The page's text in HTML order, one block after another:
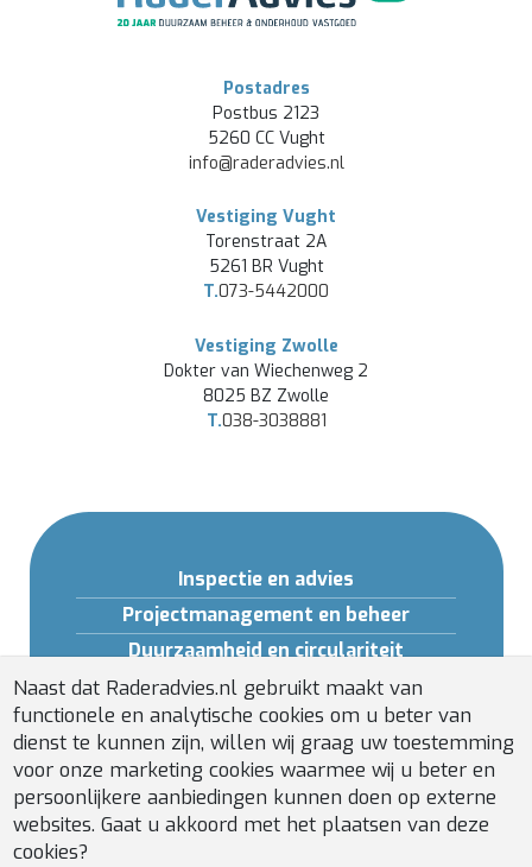
Postadres
Postbus 2123
5260 CC Vught
info@raderadvies.nl
Vestiging Vught
Torenstraat 2A
5261 BR Vught
T.073-5442000
Vestiging Zwolle
Dokter van Wiechenweg 2
8025 BZ Zwolle
T.038-3038881
Inspectie en advies
Projectmanagement en beheer
Duurzaamheid en circulariteit
Opleidingen en Software
Gebouwveiligheid
Installatiebeheer
Naast dat Raderadvies.nl gebruikt maakt van
functionele en analytische cookies om u beter van
dienst te kunnen zijn, willen wij graag uw toestemming
voor onze marketing cookies waarmee wij u beter en
persoonlijkere aanbiedingen kunnen doen op externe
websites. Gaat u akkoord met het plaatsen van deze
cookies?